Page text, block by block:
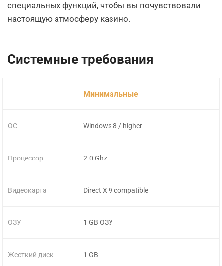
специальных функций, чтобы вы почувствовали
настоящую атмосферу казино.
Системные требования
ОС
Процессор
Видеокарта
ОЗУ
Жесткий диск
Минимальные
Windows 8 / higher
2.0 Ghz
Direct X 9 compatible
1 GB ОЗУ
1 GB